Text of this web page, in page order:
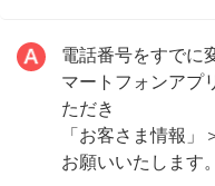
電話番号をすでに
マートフォンアプ
ただき
「お客さま情報
お願いいたします。